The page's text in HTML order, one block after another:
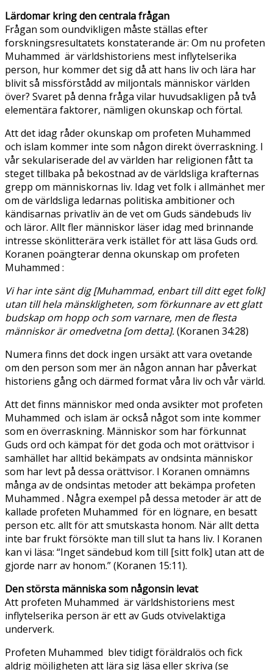
Lärdomar kring den centrala frågan
Frågan som oundvikligen måste ställas efter
forskningsresultatets konstaterande är: Om nu profeten
Muhammed är världshistoriens mest inflytelserika
person, hur kommer det sig då att hans liv och lära har
blivit så missförstådd av miljontals människor världen
över? Svaret på denna fråga vilar huvudsakligen på två
elementära faktorer, nämligen okunskap och förtal.
Att det idag råder okunskap om profeten Muhammed
och islam kommer inte som någon direkt överraskning. I
vår sekulariserade del av världen har religionen fått ta
steget tillbaka på bekostnad av de världsliga krafternas
grepp om människornas liv. Idag vet folk i allmänhet mer
om de världsliga ledarnas politiska ambitioner och
kändisarnas privatliv än de vet om Guds sändebuds liv
och läror. Allt fler människor läser idag med brinnande
intresse skönlitterära verk istället för att läsa Guds ord.
Koranen poängterar denna okunskap om profeten
Muhammed :
Vi har inte sänt dig [Muhammad, enbart till ditt eget folk]
utan till hela mänskligheten, som förkunnare av ett glatt
budskap om hopp och som varnare, men de flesta
människor är omedvetna [om detta].(Koranen 34:28)
Numera finns det dock ingen ursäkt att vara ovetande
om den person som mer än någon annan har påverkat
historiens gång och därmed format våra liv och vår värld.
Att det finns människor med onda avsikter mot profeten
Muhammed och islam är också något som inte kommer
som en överraskning. Människor som har förkunnat
Guds ord och kämpat för det goda och mot orättvisor i
samhället har alltid bekämpats av ondsinta människor
som har levt på dessa orättvisor. I Koranen omnämns
många av de ondsintas metoder att bekämpa profeten
Muhammed . Några exempel på dessa metoder är att de
kallade profeten Muhammed för en lögnare, en besatt
person etc. allt för att smutskasta honom. När allt detta
inte bar frukt försökte man till slut ta hans liv. I Koranen
kan vi läsa: “Inget sändebud kom till [sitt folk] utan att de
gjorde narr av honom.” (Koranen 15:11).
Den största människa som någonsin levat
Att profeten Muhammed är världshistoriens mest
inflytelserika person är ett av Guds otvivelaktiga
underverk.
Profeten Muhammed blev tidigt föräldralös och fick
aldrig möjligheten att lära sig läsa eller skriva (se